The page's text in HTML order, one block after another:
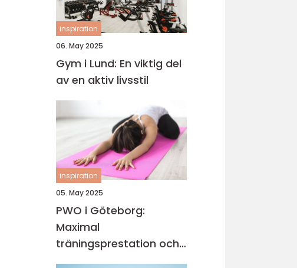
inspiration
06. May 2025
Gym i Lund: En viktig del
av en aktiv livsstil
inspiration
05. May 2025
PWO i Göteborg:
Maximal
träningsprestation och
fokus